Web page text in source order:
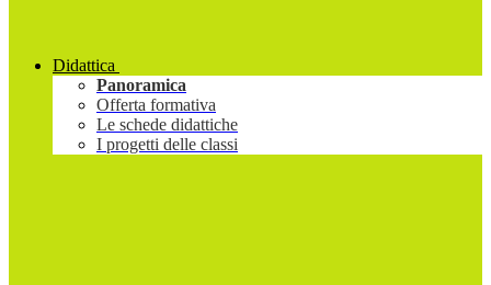
Didattica
Panoramica
Offerta formativa
Le schede didattiche
I progetti delle classi